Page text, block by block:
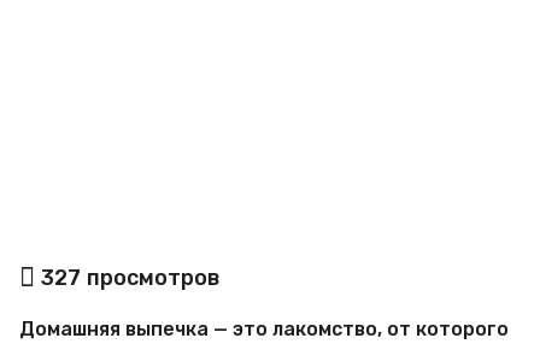
а
в
о
327 просмотров
Домашняя выпечка — это лакомство, от которого